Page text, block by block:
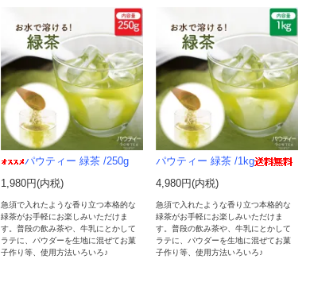
パウティー 緑茶 /250g
1,980円(内税)
急須で入れたような香り立つ本格的な
緑茶がお手軽にお楽しみいただけま
す。普段の飲み茶や、牛乳にとかして
ラテに、パウダーを生地に混ぜてお菓
子作り等、使用方法いろいろ♪
パウティー 緑茶 /1kg
4,980円(内税)
急須で入れたような香り立つ本格的な
緑茶がお手軽にお楽しみいただけま
す。普段の飲み茶や、牛乳にとかして
ラテに、パウダーを生地に混ぜてお菓
子作り等、使用方法いろいろ♪